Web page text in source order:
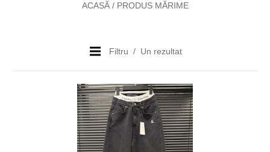
ACASĂ/ PRODUS MĂRIME
Filtru Un rezultat